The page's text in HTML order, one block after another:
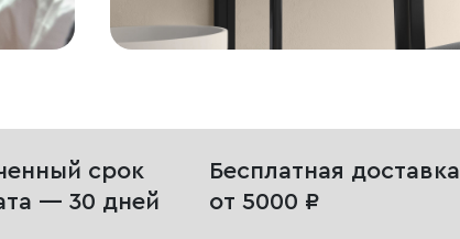
срок
— 30 дней
Бесплатная доставка
от 5000 ₽